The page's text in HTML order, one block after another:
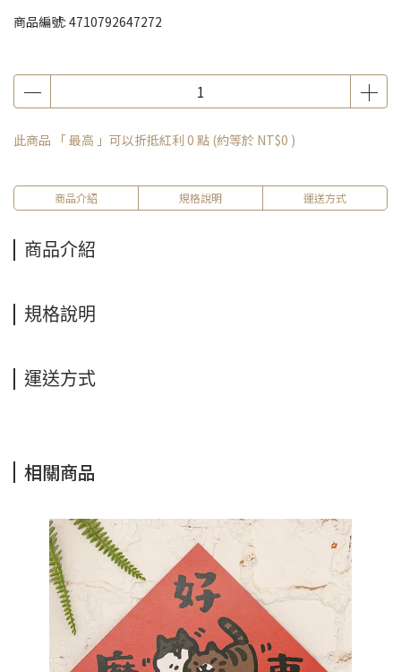
商品編號: 4710792647272
此商品 「 最高 」可以折抵紅利 0 點 (約等於 NT$0 )
商品介紹 規格說明 運送方式
商品介紹
規格說明
運送方式
相關商品